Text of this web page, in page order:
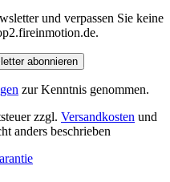
und verpassen Sie keine
abonnieren
zur Kenntnis genommen.
zzgl. Versandkosten und
anders beschrieben